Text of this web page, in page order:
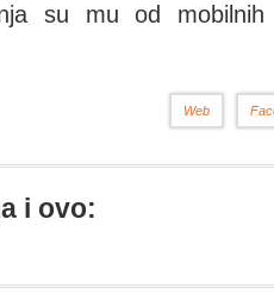
su mu od
Web
i ovo: